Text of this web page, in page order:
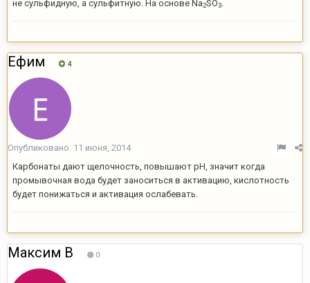
не сульфидную, а сульфитную. На основе Na2SO3
Ефим 4
Опубликовано: 11 июня, 2014
Карбонаты дают щелочность, повышают pH, значит когда
промывочная вода будет заноситься в активацию, кислотность
будет понижаться и активация ослабевать.
Максим В 0